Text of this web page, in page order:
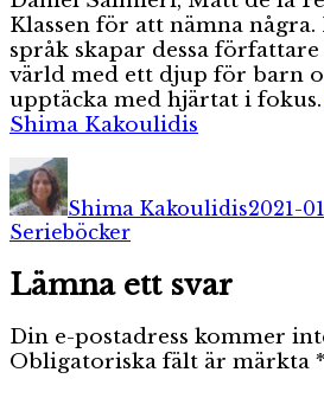
Klassen för att nämna
språk skapar dessa
värld med ett djup för barn
upptäcka med hjärtat i fokus.
Shima Kakoulidis
Författare
Shima Kakoulidis2021-
Serieböcker
Lämna ett svar
Din e-postadress kommer
Obligatoriska fält är märkta *